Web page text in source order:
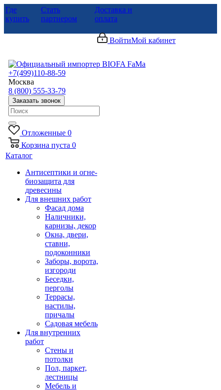
Где
купить
Стать
партнером
Доставка и
оплата
ВойтиМой кабинет
+7(499)110-88-59
Москва
8 (800) 555-33-79
Заказать звонок
Отложенные 0
Корзина пуста 0
Каталог
Антисептики и огне-
биозащита для
древесины
Для внешних работ
Фасад дома
Наличники,
карнизы, декор
Окна, двери,
ставни,
подоконники
Заборы, ворота,
изгороди
Беседки,
перголы
Террасы,
настилы,
причалы
Садовая мебель
Для внутренних
работ
Стены и
потолки
Пол, паркет,
лестницы
Мебель и